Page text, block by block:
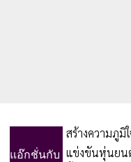
แอ๊กชั่นกับ
สร้างความภูมิ
แข่งขันหุ่นยนต์